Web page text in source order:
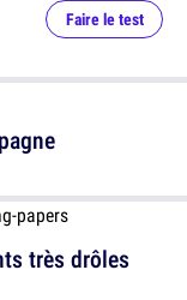
très drôles
Faire le test